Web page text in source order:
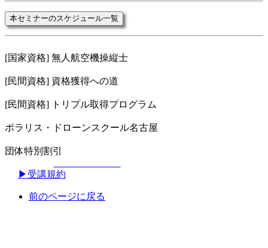
本セミナーのスケジュール一覧
[国家資格] 無人航空機操縦士
[民間資格] 資格獲得への道
[民間資格] トリプル取得プログラム
ポラリス・ドローンスクール名古屋
団体特別割引
▶︎受講規約
前のページに戻る